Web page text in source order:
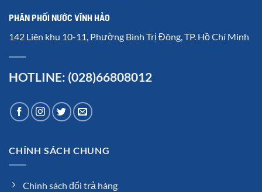
PHÂN PHỐI NƯỚC VĨNH HẢO
142 Liên khu 10-11, Phường Bình Trị Đông, TP. Hồ Chí Minh
HOTLINE: (028)66808012
CHÍNH SÁCH CHUNG
Chính sách đổi trả hàng